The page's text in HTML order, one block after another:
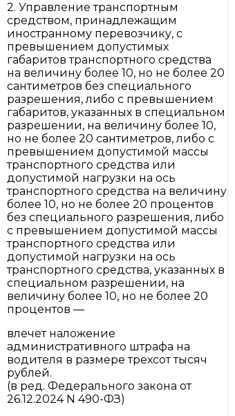
2. Управление транспортным
средством, принадлежащим
иностранному перевозчику, с
превышением допустимых
габаритов транспортного средства
на величину более 10, но не более 20
сантиметров без специального
разрешения, либо с превышением
габаритов, указанных в специальном
разрешении, на величину более 10,
но не более 20 сантиметров, либо с
превышением допустимой массы
транспортного средства или
допустимой нагрузки на ось
транспортного средства на величину
более 10, но не более 20 процентов
без специального разрешения, либо
с превышением допустимой массы
транспортного средства или
допустимой нагрузки на ось
транспортного средства, указанных в
специальном разрешении, на
величину более 10, но не более 20
процентов —
влечет наложение
административного штрафа на
водителя в размере трехсот тысяч
рублей.
(в ред. Федерального закона от
26.12.2024 N 490-ФЗ)